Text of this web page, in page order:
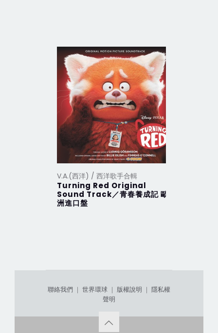
V.A.(西洋) / 西洋歌手合輯
Turning Red Original
Sound Track／青春養成記 歐
洲進口盤
聯絡我們 ｜ 世界環球 ｜ 版權說明 ｜ 隱私權
聲明